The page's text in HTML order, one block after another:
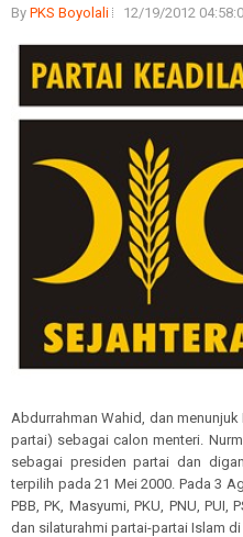
By PKS Boyolali 12/19/2012
Abdurrahman Wahid, dan
partai) sebagai calon menteri.
sebagai presiden partai dan
terpilih pada 21 Mei 2000. Pada 3
PBB, PK, Masyumi, PKU, PNU,
dan silaturahmi partai-partai Islam